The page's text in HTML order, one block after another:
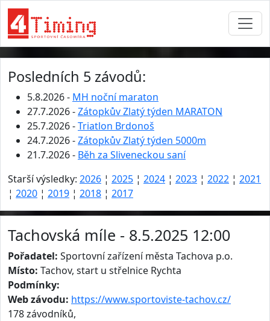
Posledních 5 závodů:
5.8.2026 - MH noční maraton
27.7.2026 -Zátopkův Zlatý týden MARATON
25.7.2026 -Triatlon Brdonoš
24.7.2026 -Zátopkův Zlatý týden 5000m
21.7.2026 - Běh za Sliveneckou saní
Starší výsledky: 2026 ¦ 2025 ¦ 2024 ¦ 2023 ¦ 2022 ¦ 2021
¦ 2020 ¦ 2019 ¦ 2018 ¦ 2017
Tachovská míle - 8.5.2025 12:00
Pořadatel: Sportovní zařízení města Tachova p.o.
Místo: Tachov, start u střelnice Rychta
Podmínky:
Web závodu: https://www.sportoviste-tachov.cz/
178 závodníků,